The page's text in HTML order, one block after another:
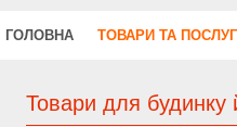
ГОЛОВНА ТОВАРИ ТА
Товари для будинку